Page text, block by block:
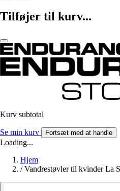
Tilføjer til kurv...
Kurv subtotal
Se min kurv Fortsæt med at handle
Loading...
Hjem
/ Vandrestøvler til kvinder La